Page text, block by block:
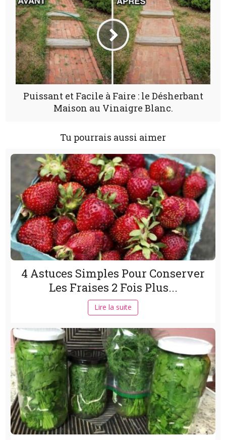
Puissant et Facile à Faire : le Désherbant
Maison au Vinaigre Blanc.
Tu pourrais aussi aimer
4 Astuces Simples Pour Conserver
Les Fraises 2 Fois Plus...
Lire la suite